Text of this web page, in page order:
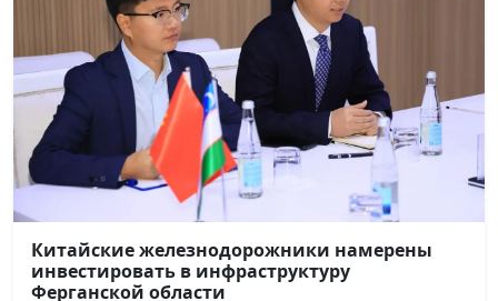
Китайские железнодорожники намерены
инвестировать в инфраструктуру
Ферганской области